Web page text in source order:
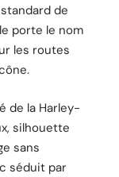
de
porte le nom
les routes
de la Harley-
silhouette
sans
séduit par